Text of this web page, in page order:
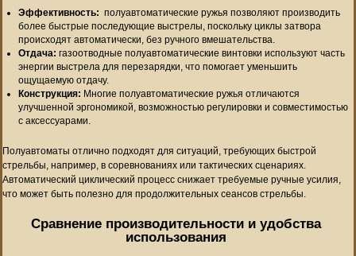
Эффективность: полуавтоматические ружья позволяют производить
более быстрые последующие выстрелы, поскольку циклы затвора
происходят автоматически, без ручного вмешательства.
Отдача: газоотводные полуавтоматические винтовки используют часть
энергии выстрела для перезарядки, что помогает уменьшить
ощущаемую отдачу.
Конструкция: Многие полуавтоматические ружья отличаются
улучшенной эргономикой, возможностью регулировки и совместимостью
с аксессуарами.
Полуавтоматы отлично подходят для ситуаций, требующих быстрой
стрельбы, например, в соревнованиях или тактических сценариях.
Автоматический циклический процесс снижает требуемые ручные усилия,
что может быть полезно для продолжительных сеансов стрельбы.
Сравнение производительности и удобства
использования